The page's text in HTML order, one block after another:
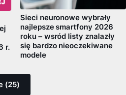
r.
Sieci neuronowe wybrały
najlepsze smartfony 2026
roku – wsród listy znalazły
się bardzo nieoczekiwane
modele
(25)